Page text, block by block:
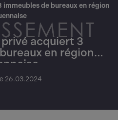
de bureaux en région
acquiert 3
en région
26.03.2024